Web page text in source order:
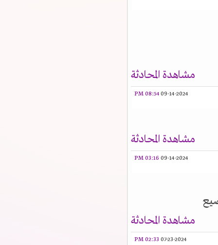
مشاهدة المحادثة
09-14-2024
08:54 PM
مشاهدة المحادثة
09-14-2024
03:16 PM
مشاهدة المحادثة
07-23-2024
02:33 PM